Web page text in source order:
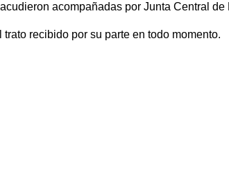
acompañadas por Junta Central de
recibido por su parte en todo momento.